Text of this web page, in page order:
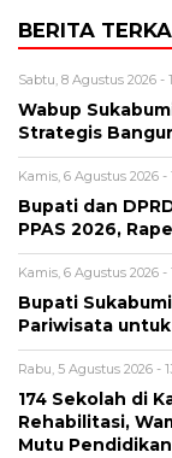
BERITA
Sabtu, 8 Agustus 2026 -
Wabup
Strategis
Kamis, 6 Agustus 2026 -
Bupati dan
PPAS 2026,
Kamis, 6 Agustus 2026 -
Bupati
Pariwisata
Rabu, 5 Agustus 2026 -
174 Sekolah di
Rehabilitasi,
Mutu Pendidikan